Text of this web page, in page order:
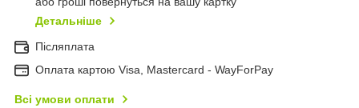
Детальніше
Післяплата
Оплата картою Visa, Mastercard - WayForPay
Всі умови оплати